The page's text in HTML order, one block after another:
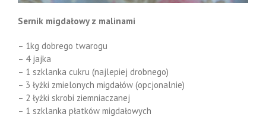
Sernik migdałowy z malinami
– 1kg dobrego twarogu
– 4 jajka
– 1 szklanka cukru (najlepiej drobnego)
– 3 łyżki zmielonych migdałów (opcjonalnie)
– 2 łyżki skrobi ziemniaczanej
– 1 szklanka płatków migdałowych